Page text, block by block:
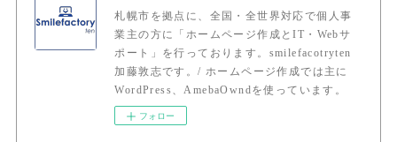
札幌市を拠点に、全国・全世界対応で個人事
業主の方に「ホームページ作成とIT・Webサ
ポート」を行っております。smilefacotryten
加藤敦志です。/ ホームページ作成では主に
WordPress、AmebaOwndを使っています。
フォロー